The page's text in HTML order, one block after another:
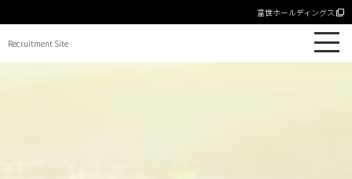
富世ホールディングス
Recruitment Site